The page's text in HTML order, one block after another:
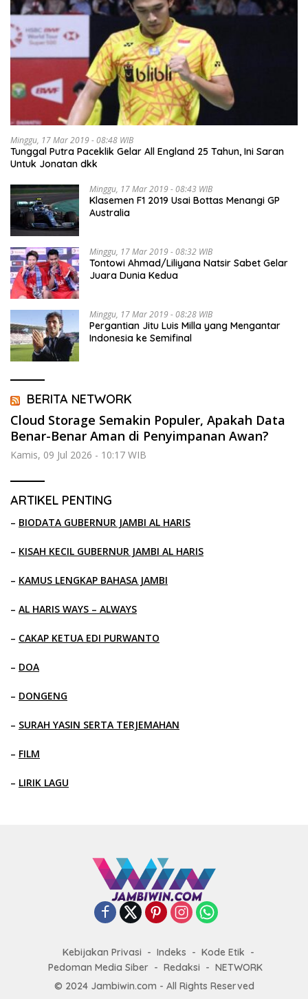
Minggu, 17 Mar 2019 - 08:48 WIB
Tunggal Putra Paceklik Gelar All England 25 Tahun, Ini Saran
Untuk Jonatan dkk
Minggu, 17 Mar 2019 - 08:43 WIB
Klasemen F1 2019 Usai Bottas Menangi GP
Australia
Minggu, 17 Mar 2019 - 08:32 WIB
Tontowi Ahmad/Liliyana Natsir Sabet Gelar
Juara Dunia Kedua
Minggu, 17 Mar 2019 - 08:28 WIB
Pergantian Jitu Luis Milla yang Mengantar
Indonesia ke Semifinal
BERITA NETWORK
Cloud Storage Semakin Populer, Apakah Data
Benar-Benar Aman di Penyimpanan Awan?
Kamis, 09 Jul 2026 - 10:17 WIB
ARTIKEL PENTING
– BIODATA GUBERNUR JAMBI AL HARIS
– KISAH KECIL GUBERNUR JAMBI AL HARIS
– KAMUS LENGKAP BAHASA JAMBI
– AL HARIS WAYS – ALWAYS
– CAKAP KETUA EDI PURWANTO
– DOA
– DONGENG
– SURAH YASIN SERTA TERJEMAHAN
– FILM
– LIRIK LAGU
Kebijakan Privasi Indeks
Kode Etik
Pedoman Media Siber
Redaksi
NETWORK
© 2024 Jambiwin.com - All Rights Reserved